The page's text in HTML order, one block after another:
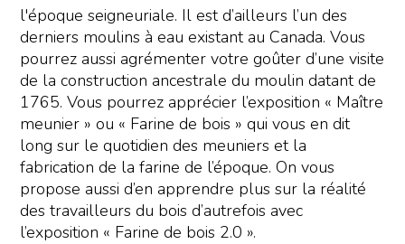
l'époque seigneuriale. Il est d’ailleurs l’un des
derniers moulins à eau existant au Canada. Vous
pourrez aussi agrémenter votre goûter d’une visite
de la construction ancestrale du moulin datant de
1765. Vous pourrez apprécier l’exposition « Maître
meunier » ou « Farine de bois » qui vous en dit
long sur le quotidien des meuniers et la
fabrication de la farine de l’époque. On vous
propose aussi d’en apprendre plus sur la réalité
des travailleurs du bois d’autrefois avec
l’exposition « Farine de bois 2.0 ».